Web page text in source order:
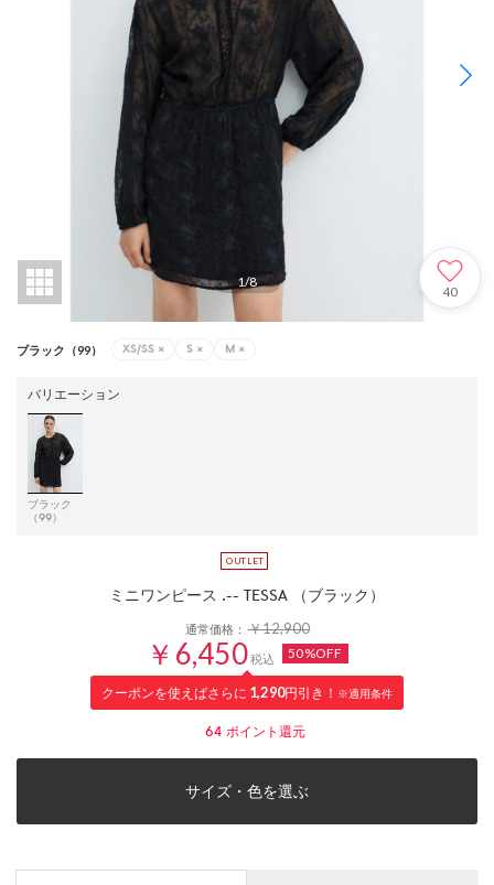
1/8
40
ブラック（99） XS/SS × S × M ×
バリエーション
ブラック
（99）
ミニワンピース .-- TESSA （ブラック）
通常価格：￥12,900
￥6,450税込 50%OFF
クーポンを使えばさらに 1,290円引き！ ※適用条件
64 ポイント還元
サイズ・色を選ぶ